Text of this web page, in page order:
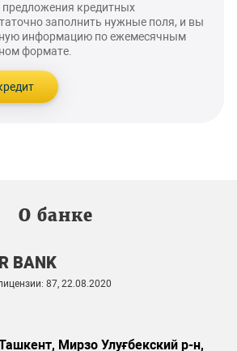
кредитных
заполнить нужные поля, и вы
информацию по ежемесячным
формате.
О банке
BANK
87, 22.08.2020
Мирзо Улуғбекский р-н,